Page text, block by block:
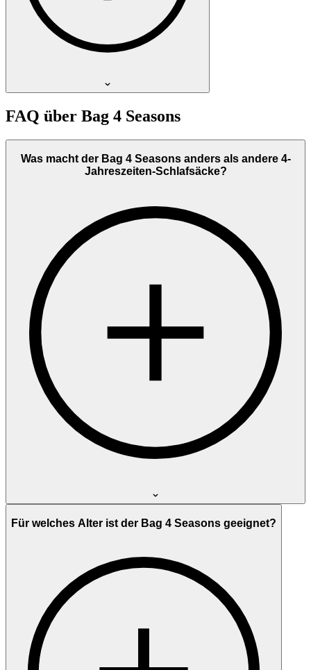
FAQ über Bag 4 Seasons
Was macht der Bag 4 Seasons anders als andere 4-
Jahreszeiten-Schlafsäcke?
Für welches Alter ist der Bag 4 Seasons geeignet?